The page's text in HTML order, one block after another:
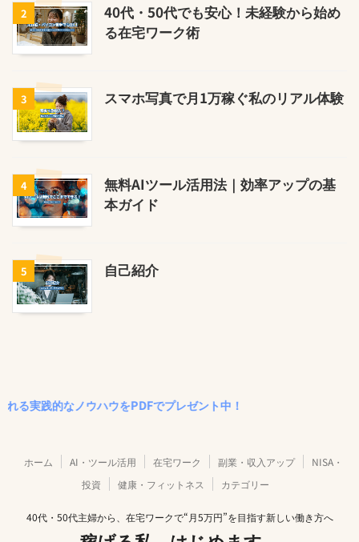
2
40代・50代でも安心！未経験から始め
る在宅ワーク術
3 スマホ写真で月1万稼ぐ私のリアル体験
4
無料AIツール活用法｜効率アップの基
本ガイド
5 自己紹介
的なノウハウをPDFでプレゼント中！
ホーム AI・ツール活用 在宅ワーク 副業・収入アップ
NISA・
投資
健康・フィットネス カテゴリー
40代・50代主婦から、在宅ワークで“月5万円”を目指す新しい働き方へ